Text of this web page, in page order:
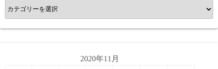
カ
テ
ゴ
2020年11月